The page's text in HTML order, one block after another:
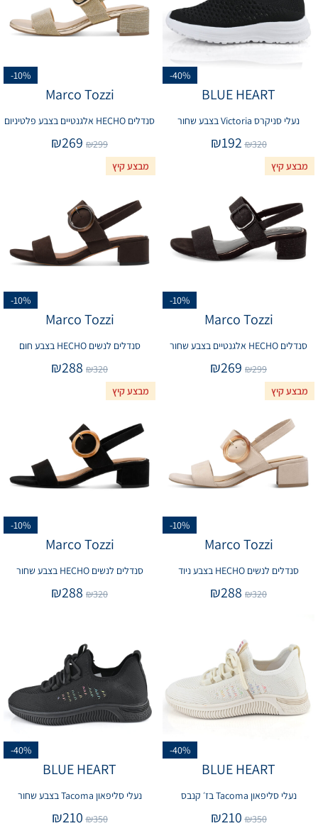
-40%
BLUE HEART
נעלי סניקרס Victoria בצבע שחור
₪320
₪192
-10%
Marco Tozzi
סנדלים HECHO אלגנטיים בצבע פלטיניום
₪299
₪269
מבצע קיץ
-10%
Marco Tozzi
סנדלים HECHO אלגנטיים בצבע שחור
₪299
₪269
מבצע קיץ
-10%
Marco Tozzi
סנדלים לנשים HECHO בצבע חום
₪320
₪288
מבצע קיץ
-10%
Marco Tozzi
סנדלים לנשים HECHO בצבע ניוד
₪320
₪288
מבצע קיץ
-10%
Marco Tozzi
סנדלים לנשים HECHO בצבע שחור
₪320
₪288
-40%
BLUE HEART
נעלי סליפאון Tacoma בז׳ קנבס
₪350
₪210
-40%
BLUE HEART
נעלי סליפאון Tacoma בצבע שחור
₪350
₪210